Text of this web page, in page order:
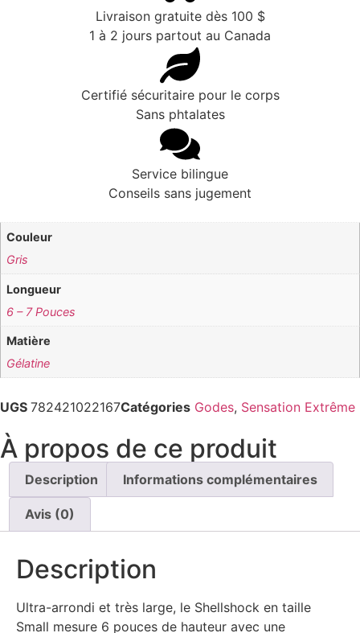
Livraison gratuite dès 100 $
1 à 2 jours partout au Canada
Certifié sécuritaire pour le corps
Sans phtalates
Service bilingue
Conseils sans jugement
Couleur
Gris
Longueur
6 – 7 Pouces
Matière
Gélatine
UGS 782421022167Catégories Godes, Sensation Extrême
À propos de ce produit
Description Informations complémentaires
Avis (0)
Description
Ultra-arrondi et très large, le Shellshock en taille
Small mesure 6 pouces de hauteur avec une